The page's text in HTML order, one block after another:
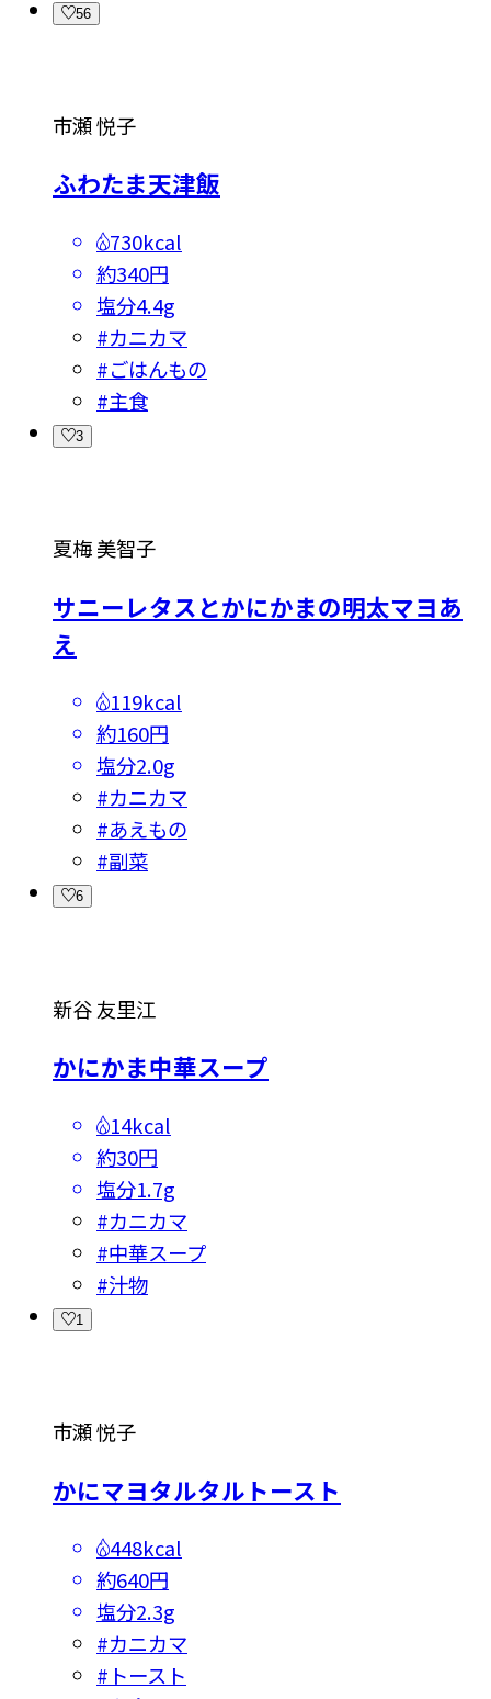
56
市瀬 悦子
ふわたま天津飯
730kcal
約340円
塩分4.4g
#カニカマ
#ごはんもの
#主食
3
夏梅 美智子
サニーレタスとかにかまの明太マヨあ
え
119kcal
約160円
塩分2.0g
#カニカマ
#あえもの
#副菜
6
新谷 友里江
かにかま中華スープ
14kcal
約30円
塩分1.7g
#カニカマ
#中華スープ
#汁物
1
市瀬 悦子
かにマヨタルタルトースト
448kcal
約640円
塩分2.3g
#カニカマ
# トースト